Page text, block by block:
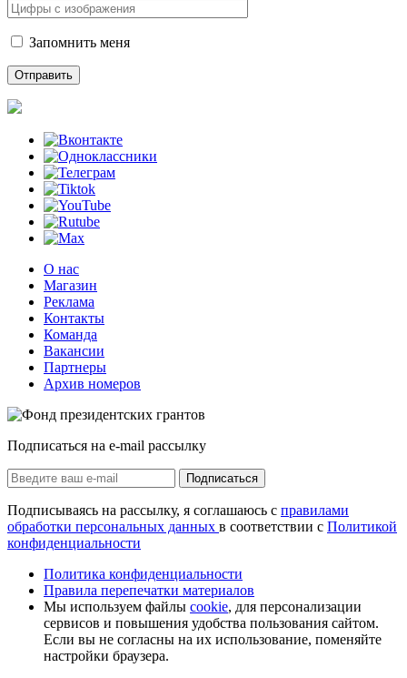
Запомнить меня
О нас
Магазин
Реклама
Контакты
Команда
Вакансии
Партнеры
Архив номеров
Подписаться на e-mail рассылку
Подписаться
Подписываясь на рассылку, я соглашаюсь с правилами
обработки персональных данных в соответствии с Политикой
конфиденциальности
Политика конфиденциальности
Правила перепечатки материалов
Мы используем файлы cookie, для персонализации
сервисов и повышения удобства пользования сайтом.
Если вы не согласны на их использование, поменяйте
настройки браузера.